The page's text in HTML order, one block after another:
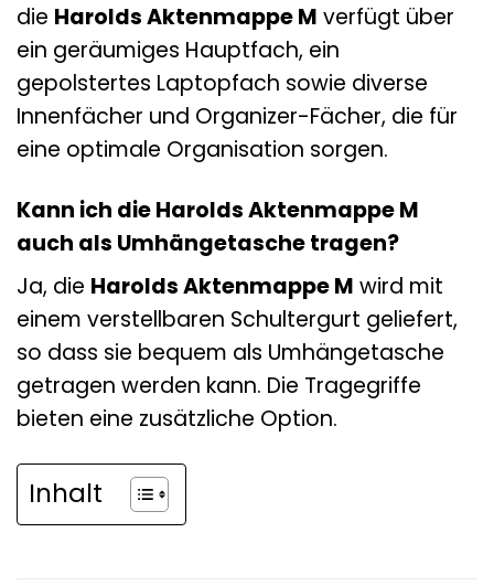
die Harolds Aktenmappe M verfügt über
ein geräumiges Hauptfach, ein
gepolstertes Laptopfach sowie diverse
Innenfächer und Organizer-Fächer, die für
eine optimale Organisation sorgen.
Kann ich die Harolds Aktenmappe M
auch als Umhängetasche tragen?
Ja, die Harolds Aktenmappe M wird mit
einem verstellbaren Schultergurt geliefert,
so dass sie bequem als Umhängetasche
getragen werden kann. Die Tragegriffe
bieten eine zusätzliche Option.
Inhalt